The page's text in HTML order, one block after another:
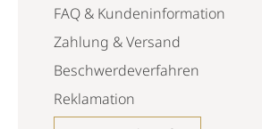
FAQ & Kundeninformation
Zahlung & Versand
Beschwerdeverfahren
Reklamation